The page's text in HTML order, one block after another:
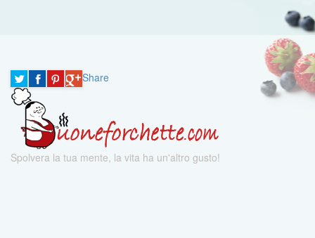
Share
Spolvera la tua mente, la vita ha un'altro gusto!